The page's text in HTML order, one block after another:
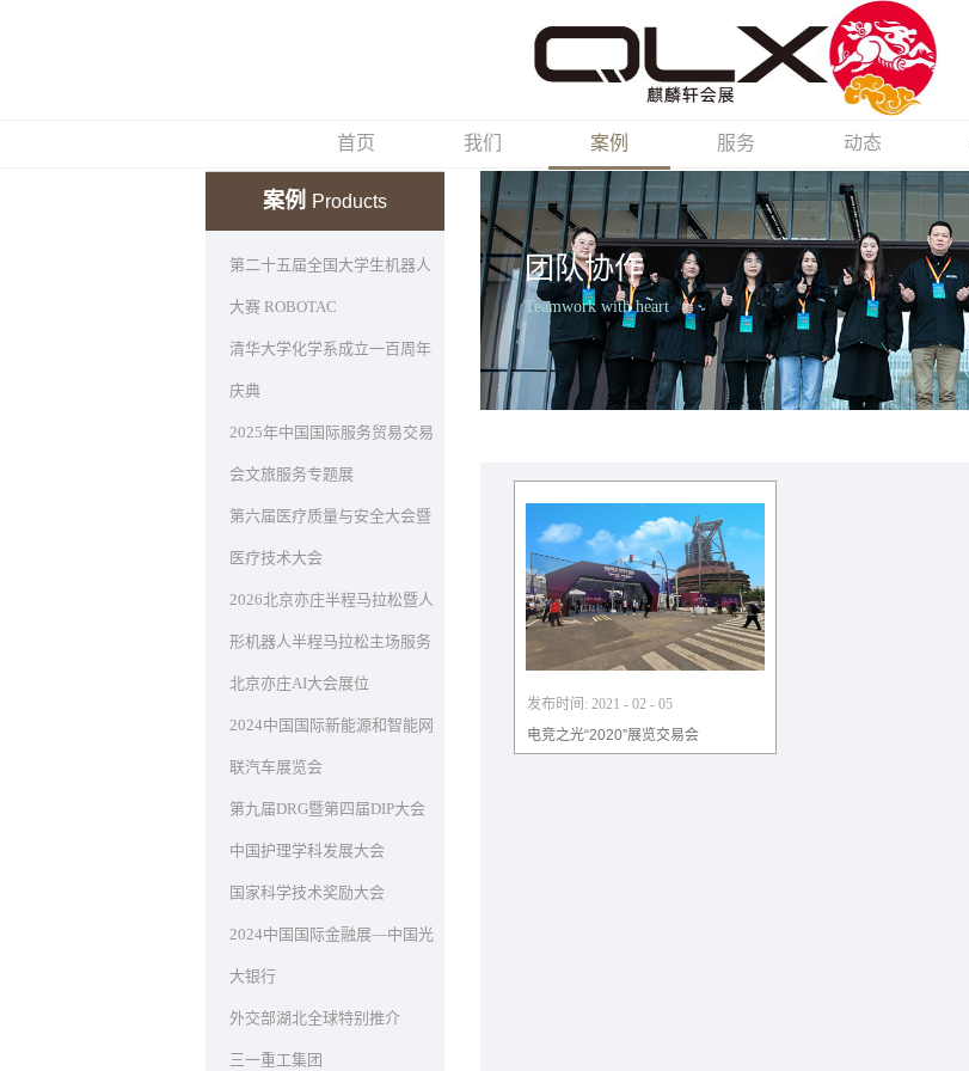
首页 我们 案例 服务 动态
案例 Products
第二十五届全国大学生机器人
大赛 ROBOTAC
清华大学化学系成立一百周年
庆典
2025年中国国际服务贸易交易
会文旅服务专题展
第六届医疗质量与安全大会暨
医疗技术大会
2026北京亦庄半程马拉松暨人
形机器人半程马拉松主场服务
北京亦庄AI大会展位
2024中国国际新能源和智能网
联汽车展览会
第九届DRG暨第四届DIP大会
中国护理学科发展大会
国家科学技术奖励大会
2024中国国际金融展—中国光
大银行
外交部湖北全球特别推介
三一重工集团
团队协作
Teamwork with heart
电竞之光“2020”展览交易会
发布时间: 2021 - 02 - 05